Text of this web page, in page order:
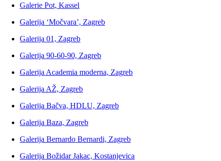
Galerie Pot, Kassel
Galerija ‘Močvara’, Zagreb
Galerija 01, Zagreb
Galerija 90-60-90, Zagreb
Galerija Academia moderna, Zagreb
Galerija AŽ, Zagreb
Galerija Bačva, HDLU, Zagreb
Galerija Baza, Zagreb
Galerija Bernardo Bernardi, Zagreb
Galerija Božidar Jakac, Kostanjevica